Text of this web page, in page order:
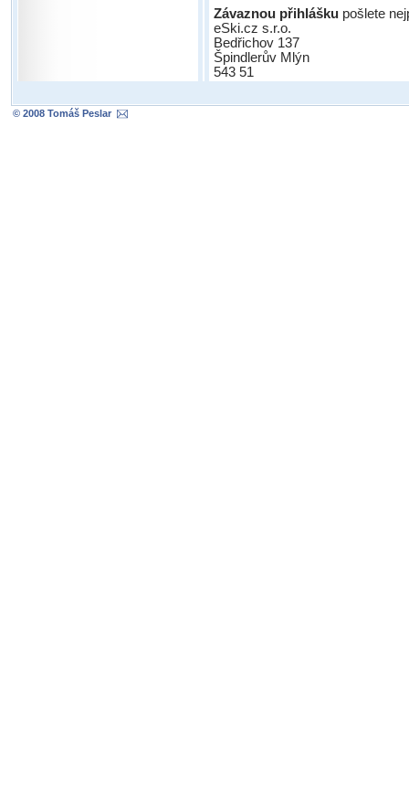
Závaznou přihláškupošlete
eSki.cz s.r.o.
Bedřichov 137
Špindlerův Mlýn
543 51
© 2008 Tomáš Peslar